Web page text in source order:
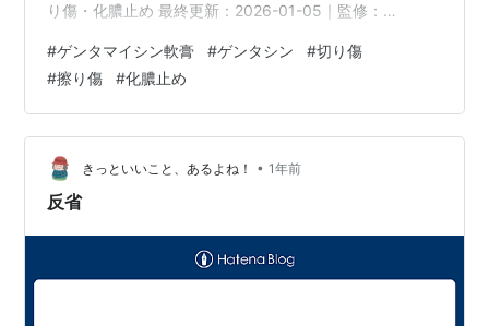
り傷・化膿止め 最終更新：2026-01-05｜監修：
た」「病院でもらったゲンタシン軟膏がもうない」そん
な時に役立つのが、ドラッグストアで購入できる抗生物
質配合の軟膏です。医療用医薬品である「ゲンタマイシ
ン軟膏（ゲンタシン）」そのものは市販されていません
が、同等の「化膿止め効果」を持つ抗生物質軟膏は購入
可能です。今回は薬剤師の視…
#ゲンタマイシン軟膏 #ゲンタシン #切り傷
#擦り傷 #化膿止め
きっといいこと、あるよね！ • 1年前
反省